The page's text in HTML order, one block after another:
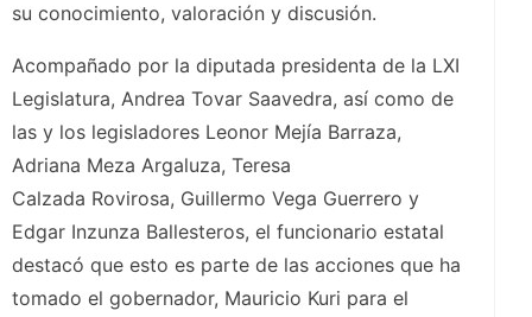
su conocimiento, valoración y discusión.
Acompañado por la diputada presidenta de la LXI
Legislatura, Andrea Tovar Saavedra, así como de
las y los legisladores Leonor Mejía Barraza,
Adriana Meza Argaluza, Teresa
Calzada Rovirosa, Guillermo Vega Guerrero y
Edgar Inzunza Ballesteros, el funcionario estatal
destacó que esto es parte de las acciones que ha
tomado el gobernador, Mauricio Kuri para el